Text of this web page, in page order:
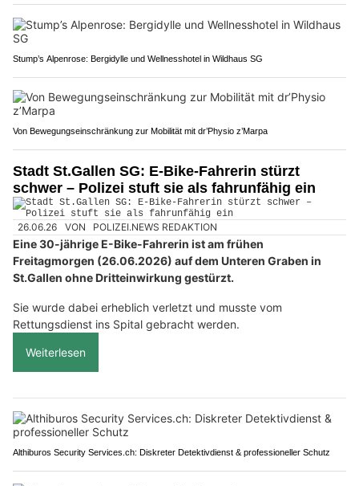
Stump’s Alpenrose: Bergidylle und Wellnesshotel in Wildhaus SG
Von Bewegungseinschränkung zur Mobilität mit dr’Physio z’Marpa
Stadt St.Gallen SG: E-Bike-Fahrerin stürzt
schwer – Polizei stuft sie als fahrunfähig ein
26.06.26 VON POLIZEI.NEWS REDAKTION
Eine 30-jährige E-Bike-Fahrerin ist am frühen
Freitagmorgen (26.06.2026) auf dem Unteren Graben in
St.Gallen ohne Dritteinwirkung gestürzt.
Sie wurde dabei erheblich verletzt und musste vom
Rettungsdienst ins Spital gebracht werden.
Weiterlesen
Althiburos Security Services.ch: Diskreter Detektivdienst & professioneller Schutz